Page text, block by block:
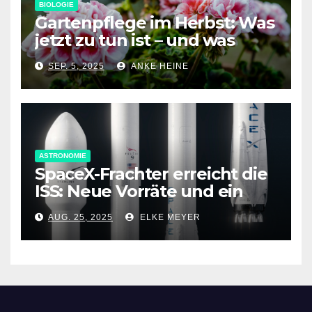
BIOLOGIE
Gartenpflege im Herbst: Was
jetzt zu tun ist – und was
nicht
SEP. 5, 2025 ANKE HEINE
ASTRONOMIE
SpaceX-Frachter erreicht die
ISS: Neue Vorräte und ein
spezielles Antriebsmodul an
Bord
AUG. 25, 2025 ELKE MEYER